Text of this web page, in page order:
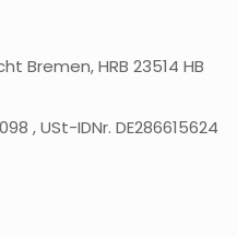
Bremen, HRB 23514 HB
, USt-IDNr. DE286615624